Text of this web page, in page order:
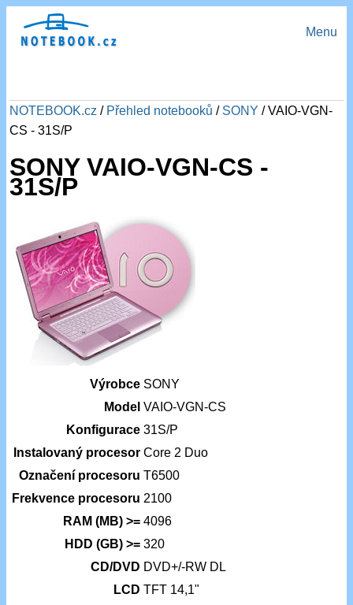
Menu
NOTEBOOK.cz / Přehled notebooků / SONY / VAIO-VGN-
CS - 31S/P
SONY VAIO-VGN-CS -
31S/P
Výrobce SONY
Model VAIO-VGN-CS
Konfigurace 31S/P
Instalovaný procesor Core 2 Duo
Označení procesoru T6500
Frekvence procesoru 2100
RAM (MB) >= 4096
HDD (GB) >= 320
CD/DVD DVD+/-RW DL
LCD TFT 14,1"